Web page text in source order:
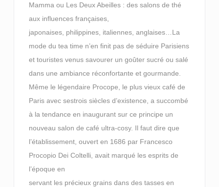
Mamma ou Les Deux Abeilles : des salons de thé
aux influences françaises,
japonaises, philippines, italiennes, anglaises…La
mode du tea time n’en finit pas de séduire Parisiens
et touristes venus savourer un goûter sucré ou salé
dans une ambiance réconfortante et gourmande.
Même le légendaire Procope, le plus vieux café de
Paris avec sestrois siècles d’existence, a succombé
à la tendance en inaugurant sur ce principe un
nouveau salon de café ultra-cosy. Il faut dire que
l’établissement, ouvert en 1686 par Francesco
Procopio Dei Coltelli, avait marqué les esprits de
l’époque en
servant les précieux grains dans des tasses en